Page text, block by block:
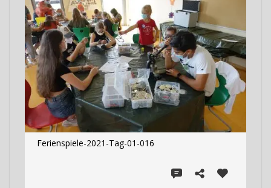
Ferienspiele-2021-Tag-01-016